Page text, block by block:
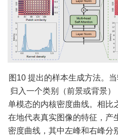
图10 提出的样本生成方法。
归入一个类别（前景或背景
单模态的内核密度曲线。相比
在地代表真实图像的特征，产
密度曲线，其中左峰和右峰分